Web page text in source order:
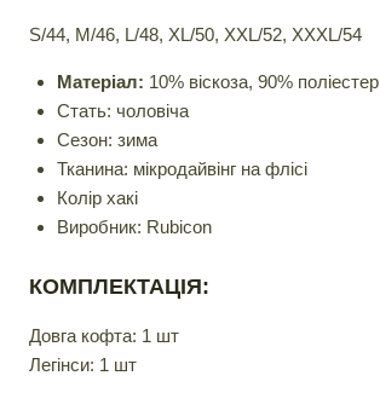
S/44, M/46, L/48, XL/50, XXL/52, XXXL/54
Матеріал: 10% віскоза, 90% поліестер
Стать: чоловіча
Сезон: зима
Тканина: мікродайвінг на флісі
Колір хакі
Виробник: Rubicon
КОМПЛЕКТАЦІЯ:
Довга кофта: 1 шт
Легінси: 1 шт